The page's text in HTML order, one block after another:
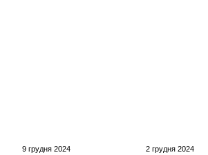
9 грудня 2024 2 грудня 2024